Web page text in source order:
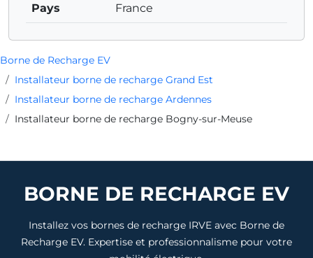
Borne de Recharge EV
Installateur borne de recharge Grand Est
Installateur borne de recharge Ardennes
Installateur borne de recharge Bogny-sur-Meuse
Pays France
BORNE DE RECHARGE EV
Installez vos bornes de recharge IRVE avec Borne de
Recharge EV. Expertise et professionnalisme pour votre